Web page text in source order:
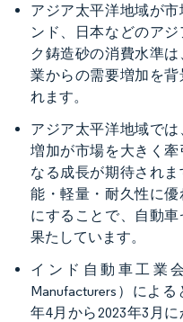
アジア太平洋地域が
ンド、日本などのア
ク鋳造砂の消費水準
業からの需要増加を
れます。
アジア太平洋地域で
増加が市場を大きく
なる成長が期待され
能・軽量・耐久性に
にすることで、自動
果たしています。
インド自動車工業会
Manufacturers）によ
年4月から2023年3月